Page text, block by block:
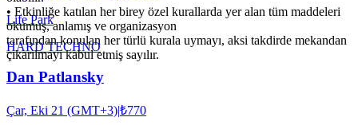
• Etkinliğe katılan her birey özel kurallarda yer alan tüm maddeleri
okumuş, anlamış ve organizasyon
tarafından konulan her türlü kurala uymayı, aksi takdirde mekandan
çıkarılmayı kabul etmiş sayılır.
Life Park
HARD TECHNO
Dan Patlansky
Çar, Eki 21 (GMT+3)|₺770